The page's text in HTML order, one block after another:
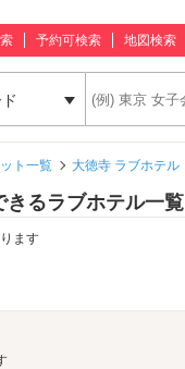
予約可検索 地図検索
ト一覧 大徳寺 ラブホテル
きるラブホテル一覧
ます